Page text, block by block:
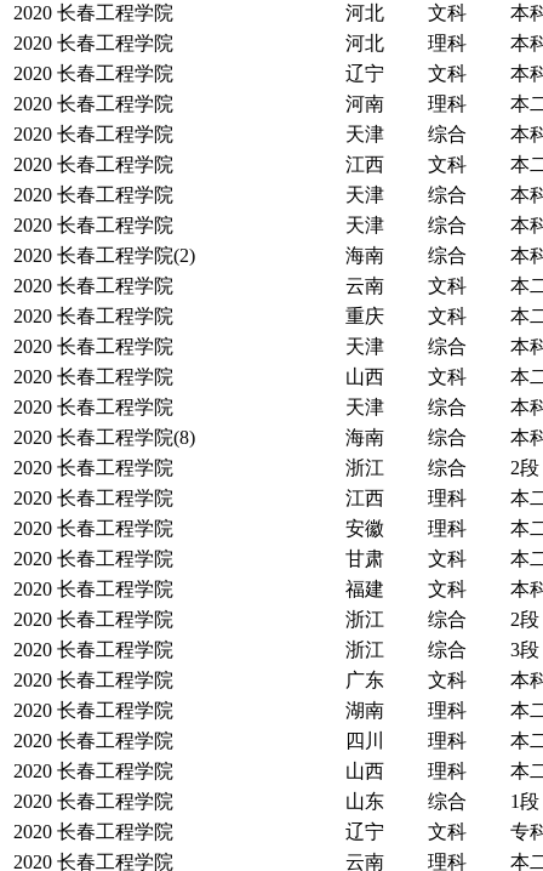
2020 长春工程学院 河北 文科
本
2020 长春工程学院 河北 理科
本
2020 长春工程学院 辽宁 文科
本
2020 长春工程学院 河南 理科
本
2020 长春工程学院 天津 综合
本
2020 长春工程学院 江西 文科
本
2020 长春工程学院 天津 综合
本
2020 长春工程学院 天津 综合
本
2020 长春工程学院(2) 海南 综合
本
2020 长春工程学院 云南 文科
本
2020 长春工程学院 重庆 文科
本
2020 长春工程学院 天津 综合
本
2020 长春工程学院 山西 文科
本
2020 长春工程学院 天津 综合
本
2020 长春工程学院(8) 海南 综合
本
2020 长春工程学院 浙江 综合
2段
2020 长春工程学院 江西 理科
本
2020 长春工程学院 安徽 理科
本
2020 长春工程学院 甘肃 文科
本
2020 长春工程学院 福建 文科
本
2020 长春工程学院 浙江 综合
2段
2020 长春工程学院 浙江 综合
3段
2020 长春工程学院 广东 文科
本
2020 长春工程学院 湖南 理科
本
2020 长春工程学院 四川 理科
本
2020 长春工程学院 山西 理科
本
2020 长春工程学院 山东 综合
1段
2020 长春工程学院 辽宁 文科
专
2020 长春工程学院 云南 理科 本